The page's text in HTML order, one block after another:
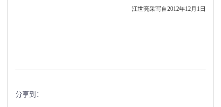
江世亮采写自2012年12月1日
分享到：